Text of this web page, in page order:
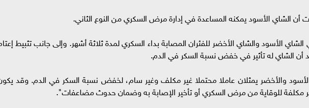
أن الشاي الأسود يمكنه المساعدة في إدارة مرض السكري من النوع الثاني.
الأسود والشاي الأخضر للفئران المصابة بداء السكري لمدة ثلاثة أشهر. وإلى جانب تثبيط
أن الشاي له تأثير في خفض نسبة السكر في الدم.
والأخضر يمثلان عاملا محتملا غير مكلف وغير سام، لخفض نسبة السكر في الدم. وقد
مكلفة للوقاية من مرض السكري أو تأخير الإصابة به وضمان حدوث مضاعفات".